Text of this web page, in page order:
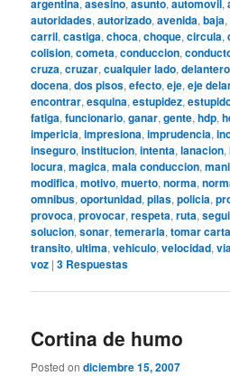
argentina,asesino,asunto,automovil ,
autoridades,autorizado,avenida,baja,
carril,castiga,choca,choque,circula,
colision,cometa,conduccion,
cruza,cruzar,cualquier lado,delantero
docena,dos pisos,efecto,eje,eje
encontrar,esquina,estupidez,
fatiga,funcionario,ganar,gente,hdp,
impericia,impresiona,imprudencia,
inseguro,institucion,intenta,lanacion,
locura,magica,mala conduccion,
modifica,motivo,muerto,norma,
omnibus,oportunidad,pilas,policia,
provoca,provocar,respeta,ruta,
solucion,sonar,temeraria,tomar
transito,ultima,vehiculo,velocidad,
voz |3 Respuestas
Cortina de humo
Posted ondiciembre 15, 2007